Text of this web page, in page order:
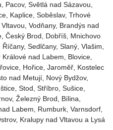
Pacov, Světlá nad Sázavou,
Kaplice, Soběslav, Trhové
Vodňany, Brandýs nad
Český Brod, Dobříš, Mnichovo
Sedlčany, Slaný, Vlašim,
nad Labem, Blovice,
Hořice, Jaroměř, Kostelec
nad Metují, Nový Bydžov,
Stod, Stříbro, Sušice,
Železný Brod, Bílina,
Labem, Rumburk, Varnsdorf,
Kralupy nad Vltavou a Lysá